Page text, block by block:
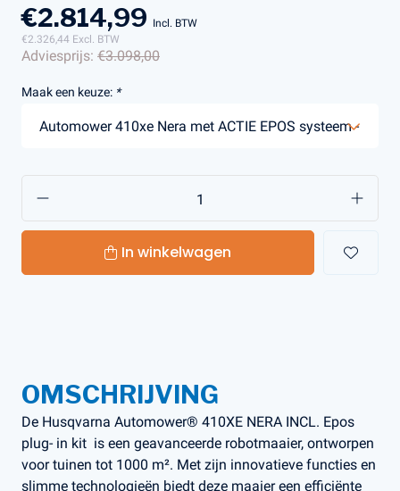
€2.814,99 Incl. BTW
€2.326,44 Excl. BTW
Adviesprijs: €3.098,00
Maak een keuze: *
In winkelwagen
OMSCHRIJVING
De Husqvarna Automower® 410XE NERA INCL. Epos
plug- in kit is een geavanceerde robotmaaier, ontworpen
voor tuinen tot 1000 m². Met zijn innovatieve functies en
slimme technologieën biedt deze maaier een efficiënte